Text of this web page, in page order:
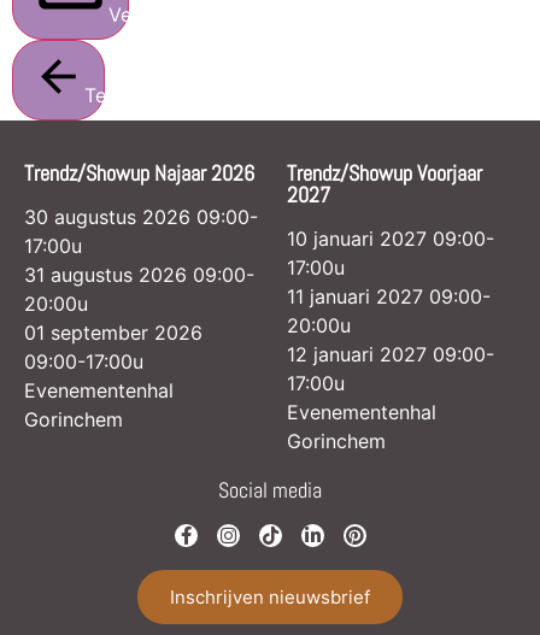
Verstuur
Terug
Trendz/Showup Najaar 2026
30 augustus 2026 09:00-
17:00u
31 augustus 2026 09:00-
20:00u
01 september 2026
09:00-17:00u
Evenementenhal
Gorinchem
Trendz/Showup Voorjaar
2027
10 januari 2027 09:00-
17:00u
11 januari 2027 09:00-
20:00u
12 januari 2027 09:00-
17:00u
Evenementenhal
Gorinchem
Social media
Inschrijven nieuwsbrief